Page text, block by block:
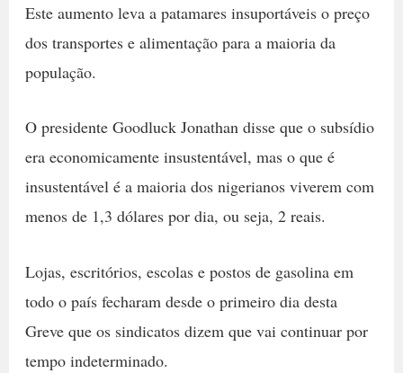
Este aumento leva a patamares insuportáveis o preço
dos transportes e alimentação para a maioria da
população.
O presidente Goodluck Jonathan disse que o subsídio
era economicamente insustentável, mas o que é
insustentável é a maioria dos nigerianos viverem com
menos de 1,3 dólares por dia, ou seja, 2 reais.
Lojas, escritórios, escolas e postos de gasolina em
todo o país fecharam desde o primeiro dia desta
Greve que os sindicatos dizem que vai continuar por
tempo indeterminado.